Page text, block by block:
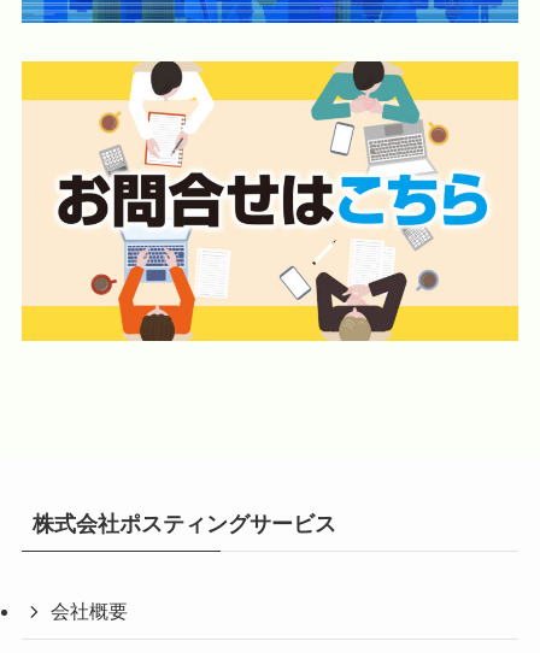
株式会社ポスティングサービス
会社概要